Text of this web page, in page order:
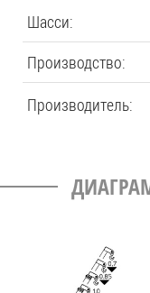
Шасси:
Производство:
Производитель: